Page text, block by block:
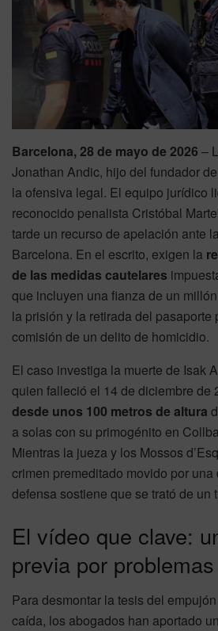
Barcelona, 28 de mayo de 2026 –
Jonathan Andic, hijo del fundador
la ofensiva legal. El equipo jurídico
reconocido penalista Cristóbal
tarde un recurso de apelación ante
Barcelona. En el escrito, exigen la
de las medidas cautelares
que incluyen una fianza de un
la prisión y la retirada del pasaporte
comisión de un delito de homicidio.
El caso investiga la muerte de Isak
quien falleció el 14 de diciembre de
desde unos 100 metros de altura
a solas con su primogénito en
Mientras la jueza y los Mossos
crimen premeditado movido por
defensa sostiene que se trató de un
El vídeo que clave:
previa por
Para desmontar la tesis del
caída, los abogados han aportado